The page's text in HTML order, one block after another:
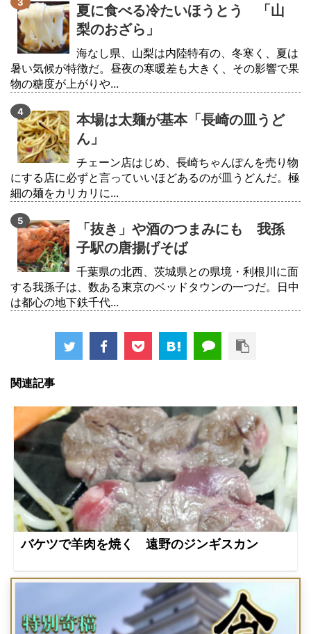
夏に食べる冷たいほうとう 「山
梨のおざら」
海なし県、山梨は内陸特有の、冬寒く、夏は
暑い気候が特徴だ。昼夜の寒暖差も大きく、その影響で果
物の糖度が上がりや...
本場は太麺が基本「長崎の皿うど
ん」
チェーン店はじめ、長崎ちゃんぽんを売り物
にする店に必ずと言っていいほどあるのが皿うどんだ。極
細の麺をカリカリに...
「抜き」や酒のつまみにも 我孫
子駅の唐揚げそば
千葉県の北西、茨城県との県境・利根川に面
する我孫子は、数ある東京のベッドタウンの一つだ。日中
は都心の地下鉄千代...
関連記事
バケツで羊肉を焼く 遠野のジンギスカン